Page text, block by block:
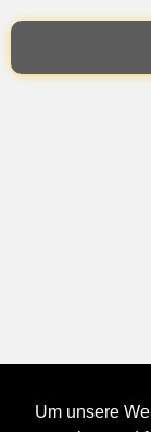
Um unsere